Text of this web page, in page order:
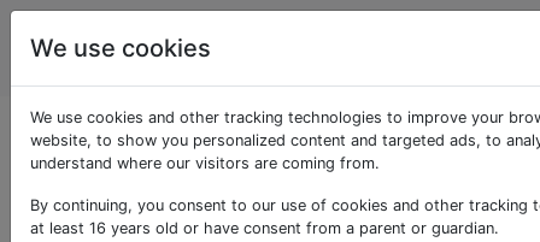
La
programmation
Questions marquées
«caching»
We use cookies
We use cookies and other tracking technologies to improve your
website, to show you personalized content and targeted ads, to
understand where our visitors are coming from.
By continuing, you consent to our use of cookies and other tracking
at least 16 years old or have consent from a parent or guardian.